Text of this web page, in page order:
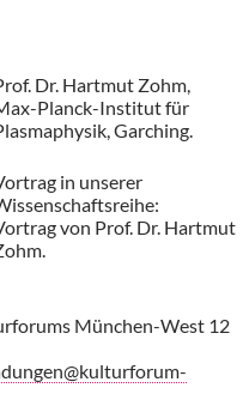
Dr. Hartmut Zohm,
Planck-Institut für
Garching.
in unserer
von Prof. Dr. Hartmut
München-West 12